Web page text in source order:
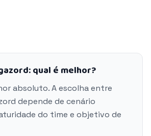
qual é melhor?
absoluto. A escolha entre
depende de cenário
do time e objetivo de